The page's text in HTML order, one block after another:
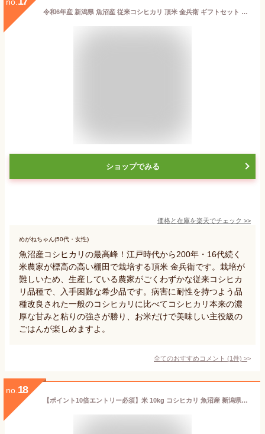
令和6年産 新潟県 魚沼産 従来コシヒカリ 頂米 金兵衛 ギフトセット 4kg（2kg×2袋）白米 精米特別栽培米 棚田米 十日町市 希少 減農薬 米 お米 ご飯 ブランド米 産直 銘柄米 お取り寄せ プレゼント 御礼 お礼 引越し 挨拶 内祝 熨斗 のし メッセージカード
ショップでみる
価格と在庫を楽天でチェック >>
めがねちゃん(50代・女性)
魚沼産コシヒカリの最高峰！江戸時代から200年・16代続く
米農家が標高の高い棚田で栽培する頂米 金兵衛です。栽培が
難しいため、生産している農家がごくわずかな従来コシヒカ
リ品種で、入手困難な希少品です。病害に耐性を持つよう品
種改良された一般のコシヒカリに比べてコシヒカリ本来の濃
厚な甘みと粘りの強さが勝り、お米だけで美味しい主役級の
ごはんが楽しめますよ。
全てのおすすめコメント (1件) >
no. 18
【ポイント10倍エントリー必須】米 10kg コシヒカリ 魚沼産 新潟県産 2024年産 令和6年産 送料無料 お米 白米 精米 こしひかり 5kg×2袋 10キロ 単一原料米 安くて美味しい 生活 両親 出産 贈り物 ギフト 香典 お返し おくさま印 米 特A